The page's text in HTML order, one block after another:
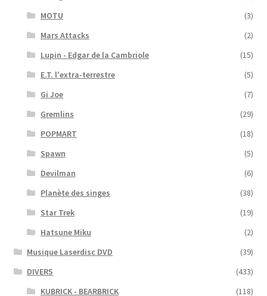
MOTU
(3)
Mars Attacks
(2)
Lupin - Edgar de la Cambriole
(15)
E.T. l'extra-terrestre
(5)
Gi Joe
(7)
Gremlins
(29)
POPMART
(18)
Spawn
(5)
Devilman
(6)
Planète des singes
(38)
Star Trek
(19)
Hatsune Miku
(2)
Musique Laserdisc DVD
(39)
DIVERS
(433)
KUBRICK - BEARBRICK
(118)